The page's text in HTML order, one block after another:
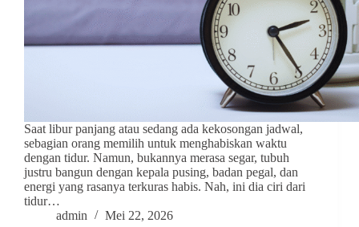
Saat libur panjang atau sedang ada kekosongan jadwal,
sebagian orang memilih untuk menghabiskan waktu
dengan tidur. Namun, bukannya merasa segar, tubuh
justru bangun dengan kepala pusing, badan pegal, dan
energi yang rasanya terkuras habis. Nah, ini dia ciri dari
tidur…
admin
Mei 22, 2026